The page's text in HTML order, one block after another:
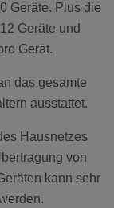
Geräte. Plus die
Geräte und
Gerät.
das gesamte
ausstattet.
Hausnetzes
von
kann sehr